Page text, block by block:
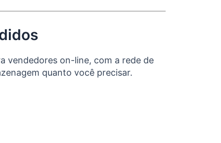
vendedores on-line, com a rede de
quanto você precisar.